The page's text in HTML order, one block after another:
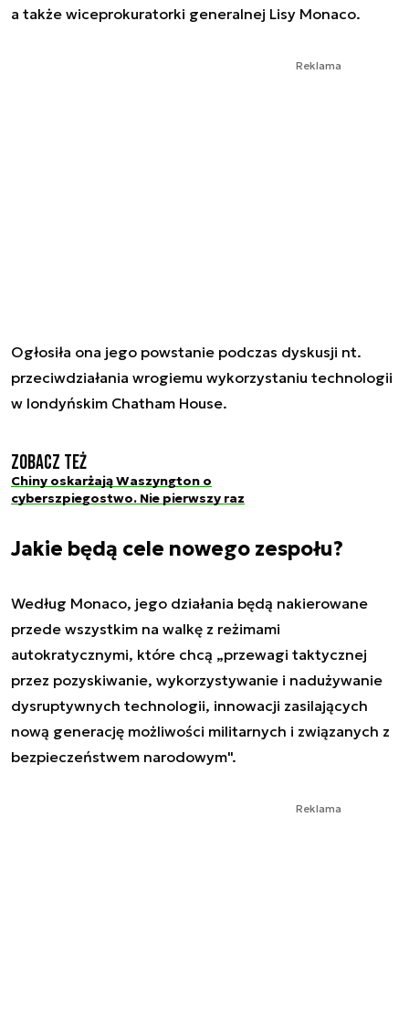
a także wiceprokuratorki generalnej Lisy Monaco.
Reklama
Ogłosiła ona jego powstanie podczas dyskusji nt.
przeciwdziałania wrogiemu wykorzystaniu technologii
w londyńskim Chatham House.
Zobacz też
Chiny oskarżają Waszyngton o
cyberszpiegostwo. Nie pierwszy raz
Jakie będą cele nowego zespołu?
Według Monaco, jego działania będą nakierowane
przede wszystkim na walkę z reżimami
autokratycznymi, które chcą „przewagi taktycznej
przez pozyskiwanie, wykorzystywanie i nadużywanie
dysruptywnych technologii, innowacji zasilających
nową generację możliwości militarnych i związanych z
bezpieczeństwem narodowym".
Reklama